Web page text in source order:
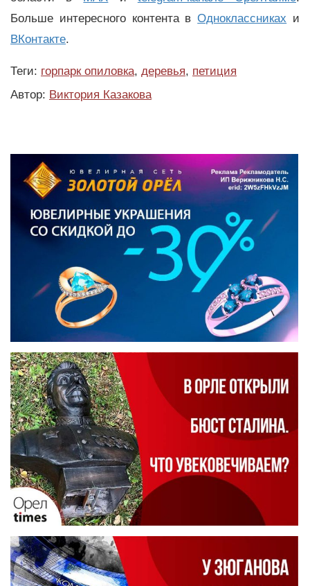
Больше интересного контента вОдноклассниках и
ВКонтакте.
Теги: горпарк опиловка, деревья, петиция
Автор: Виктория Казакова